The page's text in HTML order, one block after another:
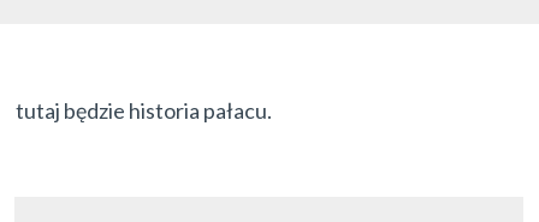
tutaj będzie historia pałacu.